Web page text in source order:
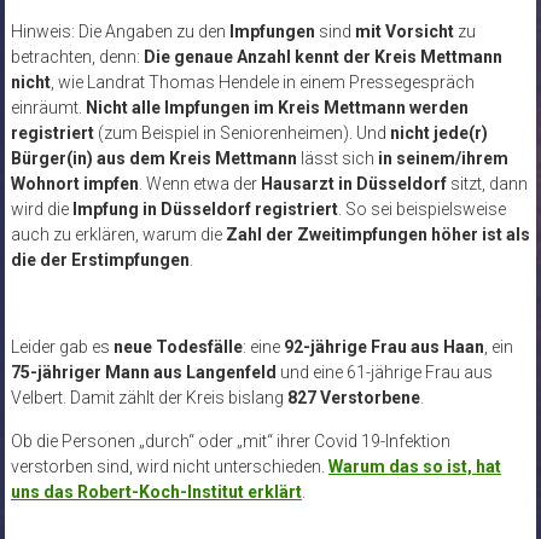
Hinweis: Die Angaben zu den Impfungen sind mit Vorsichtzu
betrachten, denn: Die genaue Anzahl kennt der Kreis Mettmann
nicht, wie Landrat Thomas Hendele in einem Pressegespräch
einräumt. Nicht alle Impfungen im Kreis Mettmann werden
registriert(zum Beispiel in Seniorenheimen). Und nicht jede(r)
Bürger(in) aus dem Kreis Mettmann lässt sich in seinem/ihrem
Wohnort impfen . Wenn etwa der Hausarzt in Düsseldorfsitzt, dann
wird die Impfung in Düsseldorf registriert. So sei beispielsweise
auch zu erklären, warum die Zahl der Zweitimpfungen höher ist als
die der Erstimpfungen
Leider gab es neue Todesfälle: eine 92-jährige Frau aus Haan , ein
75-jähriger Mann aus Langenfeld und eine 61-jährige Frau aus
Velbert. Damit zählt der Kreis bislang 827 Verstorbene.
Ob die Personen „durch“ oder „mit“ ihrer Covid 19-Infektion
verstorben sind, wird nicht unterschieden. Warum das so ist, hat
uns das Robert-Koch-Institut erklärt.